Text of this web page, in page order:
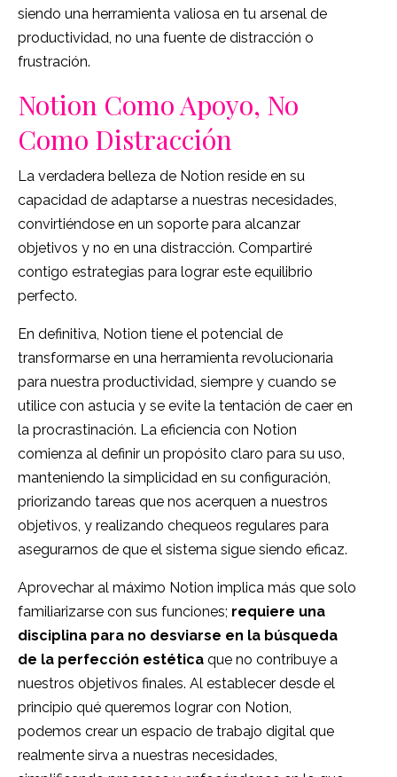
siendo una herramienta valiosa en tu arsenal de
productividad, no una fuente de distracción o
frustración.
Notion Como Apoyo, No
Como Distracción
La verdadera belleza de Notion reside en su
capacidad de adaptarse a nuestras necesidades,
convirtiéndose en un soporte para alcanzar
objetivos y no en una distracción. Compartiré
contigo estrategias para lograr este equilibrio
perfecto.
En definitiva, Notion tiene el potencial de
transformarse en una herramienta revolucionaria
para nuestra productividad, siempre y cuando se
utilice con astucia y se evite la tentación de caer en
la procrastinación. La eficiencia con Notion
comienza al definir un propósito claro para su uso,
manteniendo la simplicidad en su configuración,
priorizando tareas que nos acerquen a nuestros
objetivos, y realizando chequeos regulares para
asegurarnos de que el sistema sigue siendo eficaz.
Aprovechar al máximo Notion implica más que solo
familiarizarse con sus funciones; requiere una
disciplina para no desviarse en la búsqueda
de la perfección estética que no contribuye a
nuestros objetivos finales. Al establecer desde el
principio qué queremos lograr con Notion,
podemos crear un espacio de trabajo digital que
realmente sirva a nuestras necesidades,